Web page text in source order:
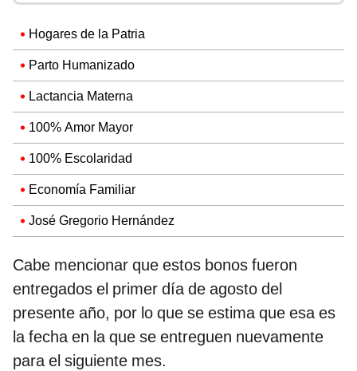
Hogares de la Patria
Parto Humanizado
Lactancia Materna
100% Amor Mayor
100% Escolaridad
Economía Familiar
José Gregorio Hernández
Cabe mencionar que estos bonos fueron
entregados el primer día de agosto del
presente año, por lo que se estima que esa es
la fecha en la que se entreguen nuevamente
para el siguiente mes.